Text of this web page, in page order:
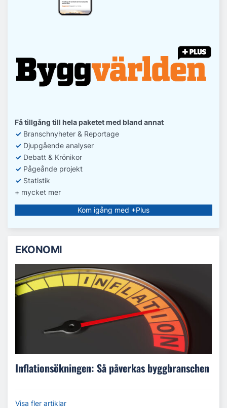
Få tillgång till hela paketet med bland annat
✓ Branschnyheter & Reportage
✓ Djupgående analyser
✓ Debatt & Krönikor
✓ Pågeånde projekt
✓ Statistik
+ mycket mer
Kom igång med +Plus
EKONOMI
Inflationsökningen: Så påverkas byggbranschen
Visa fler artiklar